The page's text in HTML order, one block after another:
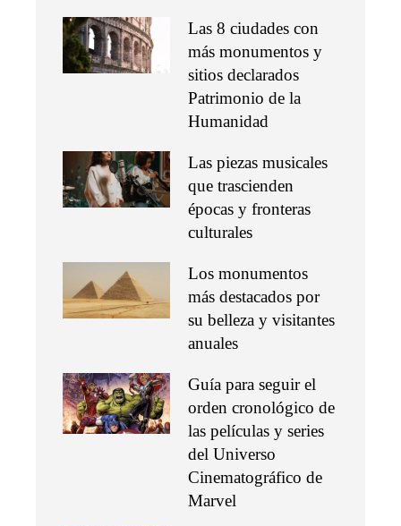
Las 8 ciudades con
más monumentos y
sitios declarados
Patrimonio de la
Humanidad
Las piezas musicales
que trascienden
épocas y fronteras
culturales
Los monumentos
más destacados por
su belleza y visitantes
anuales
Guía para seguir el
orden cronológico de
las películas y series
del Universo
Cinematográfico de
Marvel